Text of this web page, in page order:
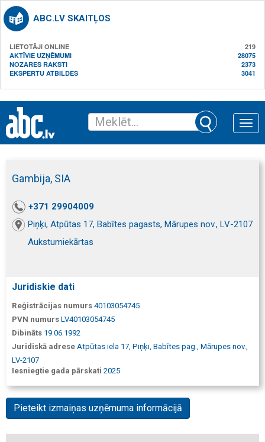
ABC.LV SKAITĻOS
LIETOTĀJI ONLINE
219
AKTĪVIE UZŅĒMUMI
28075
NOZARES RAKSTI
2373
EKSPERTU ATBILDES
3041
Toggle
Gambija, SIA
+371 29904009
Piņķi, Atpūtas 17, Babītes pagasts, Mārupes nov., LV-2107
Aukstumiekārtas
Juridiskie dati
Reģistrācijas numurs 40103054745
PVN numurs LV40103054745
Dibināts 19.06.1992
Juridiskā adrese Atpūtas iela 17, Piņķi, Babītes pag., Mārupes nov.,
LV-2107
Iesniegtie gada pārskati 2025
Pieteikt izmaiņas uzņēmuma informācijā